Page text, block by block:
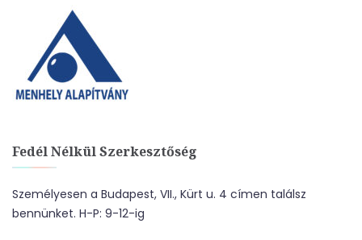
Fedél Nélkül Szerkesztőség
Személyesen a Budapest, VII., Kürt u. 4 címen találsz
bennünket. H-P: 9-12-ig